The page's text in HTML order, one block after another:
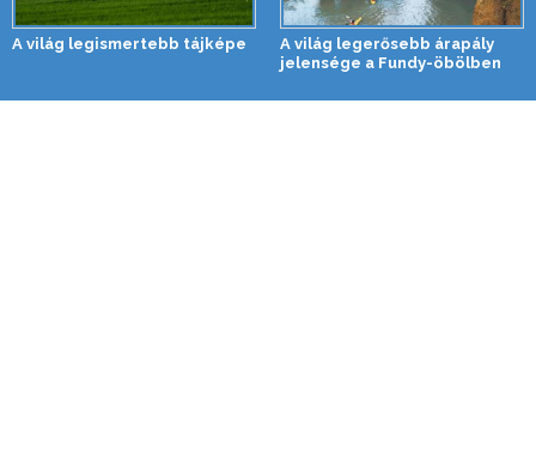
A világ legismertebb tájképe
A világ legerősebb árapály
jelensége a Fundy-öbölben